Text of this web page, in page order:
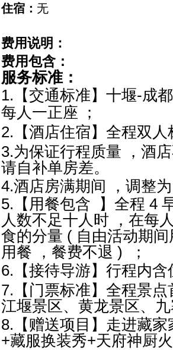
住宿： 无
费用说明：
费用包含：
服务标准：
1.【交通标准】十堰-成
每人一正座 ；
2.【酒店住宿】 全程双人
3.为保证行程质量 ，酒
请自补单房
4.酒店房满期间 ，调整
5.【用餐包含 】全程 4
人数不足十人时 ，在每
食的分量 ( 自由活动期
用餐 ，餐费不退 ) ；
6.【接待导游】行程内
7.【门票标准】全程景点
江堰景区、黄龙景区、
8.【赠送项目】走进藏家
+藏服换装秀+天府神厨